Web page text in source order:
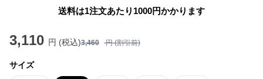
送料は1注文あたり 1000円かかります
3,110 円 (税込)3,460 円 (割引前)
サイズ